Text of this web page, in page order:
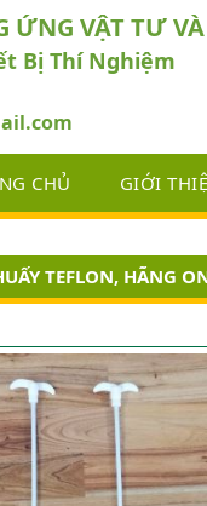
ỨNG VẬT TƯ
Bị Thí Nghiệm
CHỦ GIỚI
TEFLON, HÃNG